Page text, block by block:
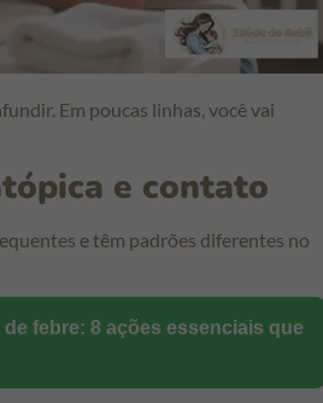
Em poucas linhas, você vai
e contato
e têm padrões diferentes no
febre: 8 ações essenciais que